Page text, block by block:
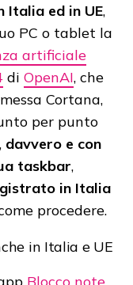
Italia ed in UE,
PC o tablet la
artificiale
di OpenAI, che
Cortana,
per punto
, davvero e con
taskbar,
in Italia
procedere.
in Italia e UE
Blocco note